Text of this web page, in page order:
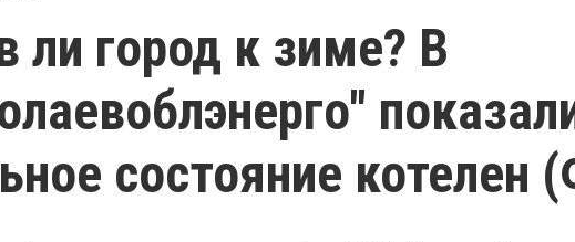
ли город к зиме? В
состояние котелен